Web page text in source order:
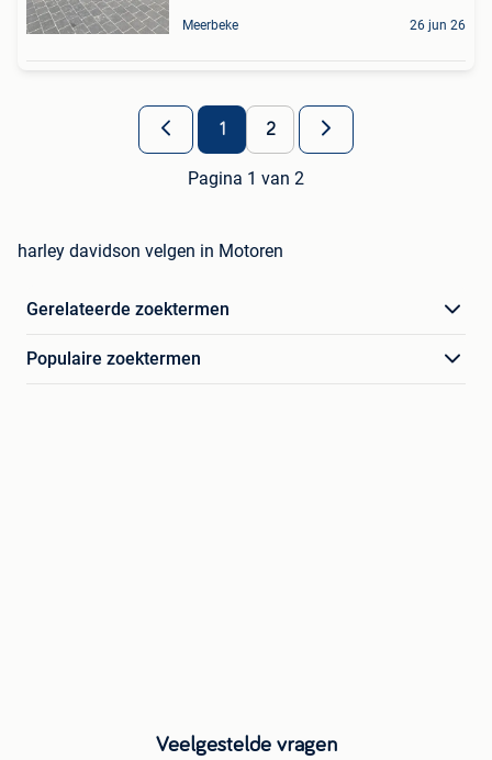
Meerbeke 26 jun 26
1 2
Pagina 1 van 2
harley davidson velgen in Motoren
Gerelateerde zoektermen
Populaire zoektermen
Veelgestelde vragen